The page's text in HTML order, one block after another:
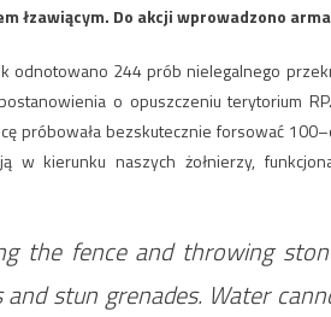
łzawiącym. Do akcji wprowadzono
odnotowano 244 prób nielegalnego
o opuszczeniu terytorium
próbowała bezskutecznie forsować
w kierunku naszych żołnierzy,
the fence and throwing
stun grenades. Water